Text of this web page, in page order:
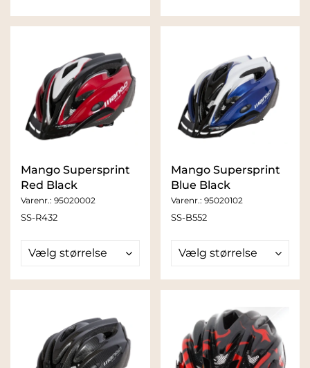
Mango Supersprint
Red Black
Varenr.: 95020002
SS-R432
Vælg størrelse
Mango Supersprint
Blue Black
Varenr.: 95020102
SS-B552
Vælg størrelse